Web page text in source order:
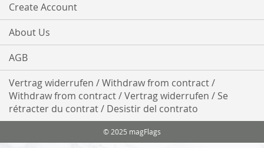
Create Account
About Us
AGB
Vertrag widerrufen / Withdraw from contract /
Withdraw from contract / Vertrag widerrufen / Se
rétracter du contrat / Desistir del contrato
© 2025 magFlags